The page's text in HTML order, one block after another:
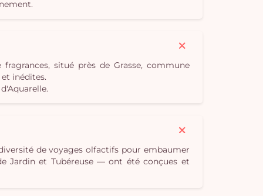
situé près de Grasse, commune
inédites.
de voyages olfactifs pour embaumer
Jardin et Tubéreuse — ont été conçues et